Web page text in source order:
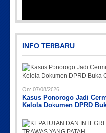
Picsart_23-
Picsart_23-
Picsart_23-
IMG-
INFO TERBARU
On: 07/08/2026
Kasus Ponorogo Jadi
Kelola Dokumen DPRD